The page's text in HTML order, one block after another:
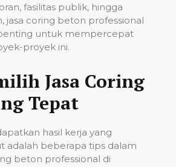
fasilitas publik, hingga
jasa coring beton professional
untuk mempercepat
proyek ini.
Jasa Coring
Tepat
hasil kerja yang
adalah beberapa tips dalam
beton professional di